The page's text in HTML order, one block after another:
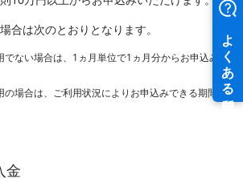
合は次のとおりとなります。
ない場合は、1ヵ月単位で1ヵ月分からお申込み
の場合は、ご利用状況によりお申込みできる期間が
金